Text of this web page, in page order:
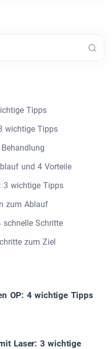
Tipps
wichtige Tipps
und 4 Vorteile
3 wichtige Tipps
zum Ablauf
schnelle Schritte
zum Ziel
OP: 4 wichtige Tipps
Laser: 3 wichtige